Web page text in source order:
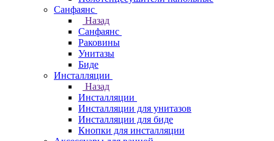
Санфаянс
Назад
Санфаянс
Раковины
Унитазы
Биде
Инсталляции
Назад
Инсталляции
Инсталляции для унитазов
Инсталляции для биде
Кнопки для инсталляции